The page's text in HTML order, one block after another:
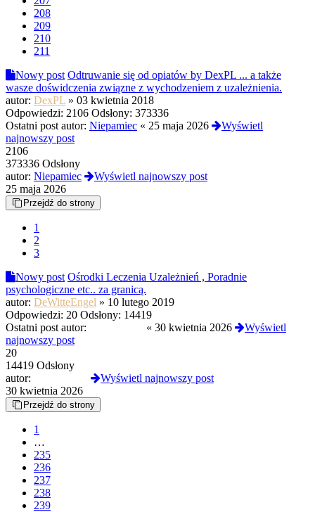
208
209
210
211
Nowy post Odtruwanie się od opiatów by DexPL ... a także
wasze doświdczenia związne z wychodzeniem z uzależnienia.
autor: DexPL » 03 kwietnia 2018
Odpowiedzi: 2106 Odsłony: 373336
Ostatni post autor: Niepamiec « 25 maja 2026
Wyświetl
najnowszy post
2106
373336 Odsłony
autor: Niepamiec
Wyświetl najnowszy post
25 maja 2026
Przejdź do strony
1
2
3
Nowy post Ośrodki Leczenia Uzależnień , Poradnie
psychologiczne etc.. za granicą.
autor: DeWitteEngel » 10 lutego 2019
Odpowiedzi: 20 Odsłony: 14419
Ostatni post autor:
« 30 kwietnia 2026
Wyświetl
najnowszy post
20
14419 Odsłony
autor:
Wyświetl najnowszy post
30 kwietnia 2026
Przejdź do strony
1
…
235
236
237
238
239